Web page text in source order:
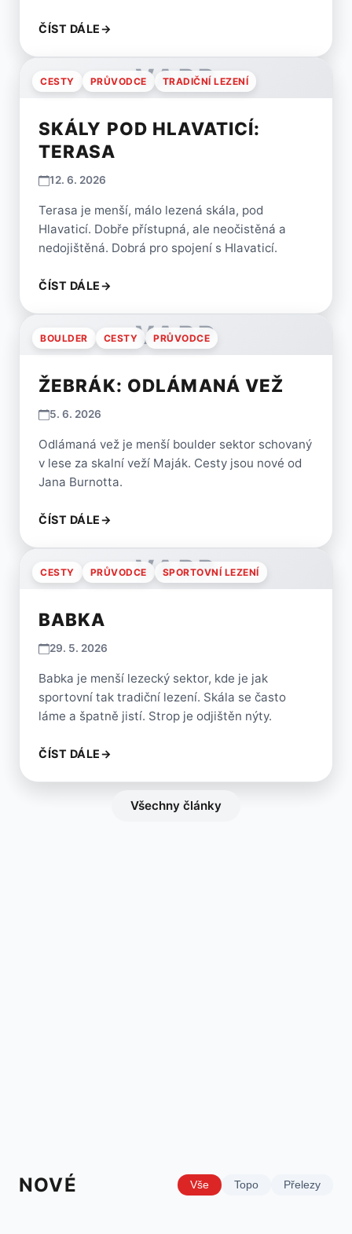
ČÍST DÁLE→
VARP
CESTY PRŮVODCE TRADIČNÍ LEZENÍ
SKÁLY POD HLAVATICÍ:
TERASA
12. 6. 2026
Terasa je menší, málo lezená skála, pod
Hlavaticí. Dobře přístupná, ale neočistěná a
nedojištěná. Dobrá pro spojení s Hlavaticí.
ČÍST DÁLE→
VARP
BOULDER CESTY PRŮVODCE
ŽEBRÁK: ODLÁMANÁ VEŽ
5. 6. 2026
Odlámaná vež je menší boulder sektor schovaný
v lese za skalní veží Maják. Cesty jsou nové od
Jana Burnotta.
ČÍST DÁLE→
VARP
CESTY PRŮVODCE SPORTOVNÍ LEZENÍ
BABKA
29. 5. 2026
Babka je menší lezecký sektor, kde je jak
sportovní tak tradiční lezení. Skála se často
láme a špatně jistí. Strop je odjištěn nýty.
ČÍST DÁLE→
Všechny články
NOVÉ Vše Topo Přelezy